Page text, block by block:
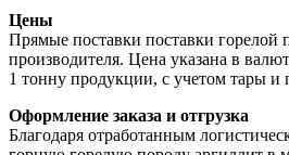
Цены
Прямые поставки поставки горелой
производителя. Цена указана в
1 тонну продукции, с учетом тары и
Оформление заказа и отгрузка
Благодаря отработанным